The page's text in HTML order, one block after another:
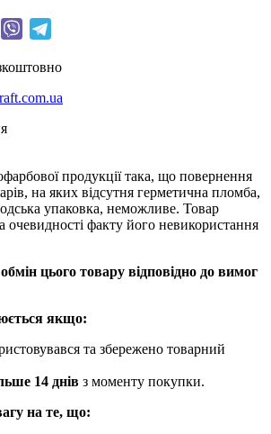
продукції така, що повернення
на яких відсутня герметична пломба,
упаковка, неможливе. Товар
очевидності факту його невикористання
цього товару відповідно до вимог
якщо:
та збережено товарний
14 днів з моменту покупки.
на те, що: